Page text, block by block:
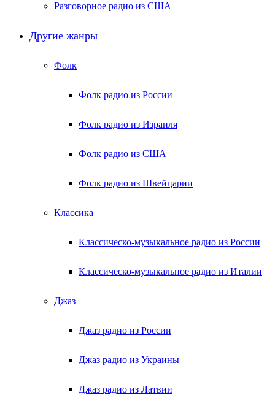
Разговорное радио из США
Другие жанры
Фолк
Фолк радио из России
Фолк радио из Израиля
Фолк радио из США
Фолк радио из Швейцарии
Классика
Классическо-музыкальное радио из России
Классическо-музыкальное радио из Италии
Джаз
Джаз радио из России
Джаз радио из Украины
Джаз радио из Латвии